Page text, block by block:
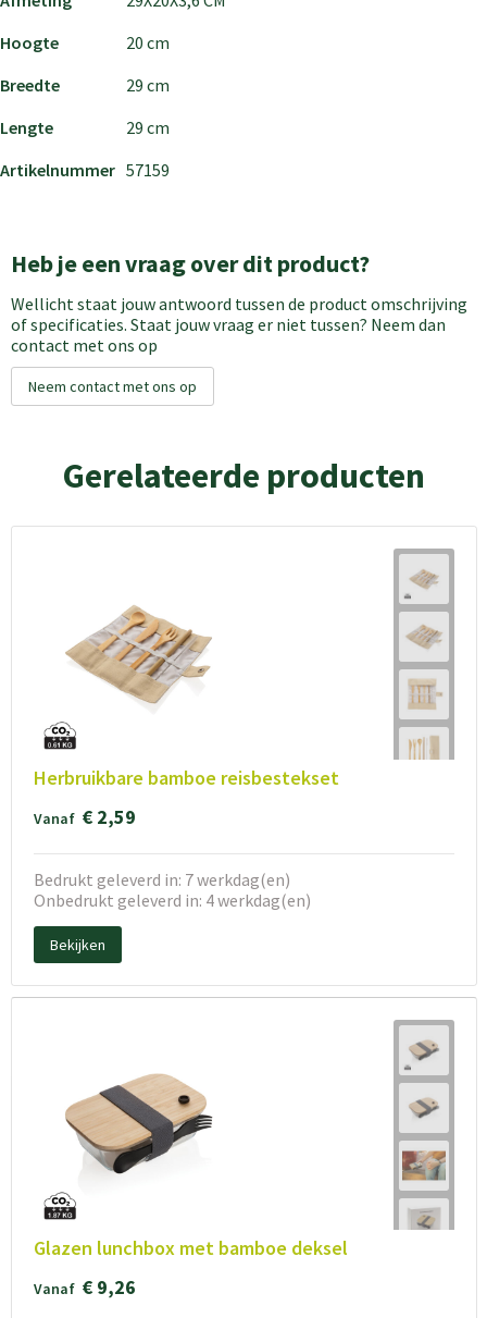
Hoogte
20 cm
Breedte
29 cm
Lengte
29 cm
Artikelnummer 57159
Heb je een vraag over dit product?
Wellicht staat jouw antwoord tussen de product omschrijving
of specificaties. Staat jouw vraag er niet tussen? Neem dan
contact met ons op
Neem contact met ons op
Gerelateerde producten
Herbruikbare bamboe reisbestekset
Vanaf € 2,59
Bedrukt geleverd in: 7 werkdag(en)
Onbedrukt geleverd in: 4 werkdag(en)
Bekijken
Glazen lunchbox met bamboe deksel
Vanaf € 9,26